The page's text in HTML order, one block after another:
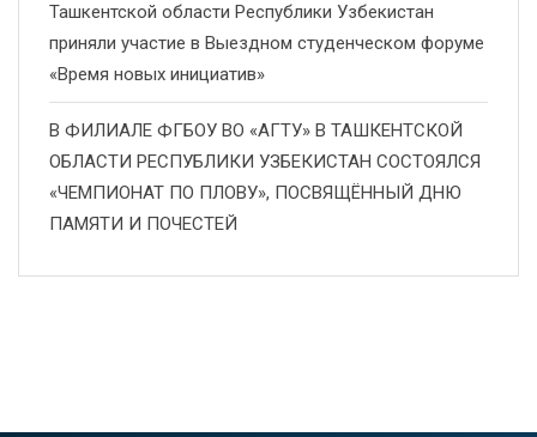
Ташкентской области Республики Узбекистан
приняли участие в Выездном студенческом форуме
«Время новых инициатив»
В ФИЛИАЛЕ ФГБОУ ВО «АГТУ» В ТАШКЕНТСКОЙ
ОБЛАСТИ РЕСПУБЛИКИ УЗБЕКИСТАН СОСТОЯЛСЯ
«ЧЕМПИОНАТ ПО ПЛОВУ», ПОСВЯЩЁННЫЙ ДНЮ
ПАМЯТИ И ПОЧЕСТЕЙ